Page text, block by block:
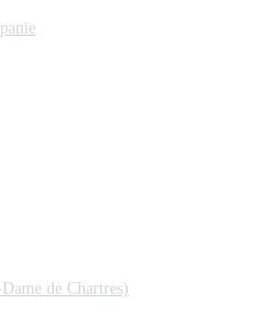
de Chartres)